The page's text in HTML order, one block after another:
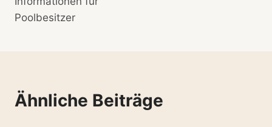
Poolbesitzer
Ähnliche Beiträge